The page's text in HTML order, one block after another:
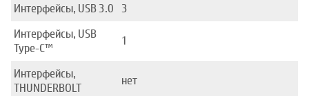
Интерфейсы, USB 3.0
3
Интерфейсы, USB
Type-C™
1
Интерфейсы,
THUNDERBOLT
нет